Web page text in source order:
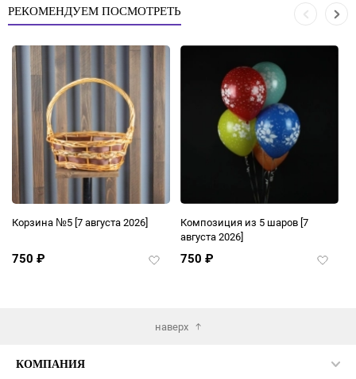
РЕКОМЕНДУЕМ ПОСМОТРЕТЬ
Композиция из 5 шаров[7
750
Добавить
Ваза керамика[7 августа 2026]
750
наверх
КОМПАНИЯ